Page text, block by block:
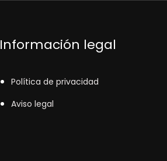
Información legal
Política de privacidad
Aviso legal